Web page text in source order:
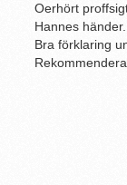
Oerhört
Hannes händer.
Bra förklaring